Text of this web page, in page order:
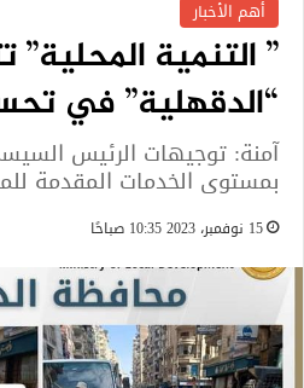
أهم الأخبار
” التنمية
“الدقهلية” في
آمنة: توجيهات الرئيس
بمستوى الخدمات المقدمة
15 نوفمبر، 2023 10:35 صباحًا